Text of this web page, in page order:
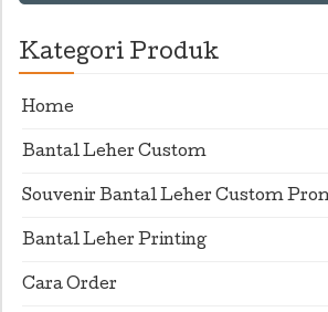
Kategori Produk
Home
Bantal Leher Custom
Souvenir Bantal Leher Custom
Bantal Leher Printing
Cara Order